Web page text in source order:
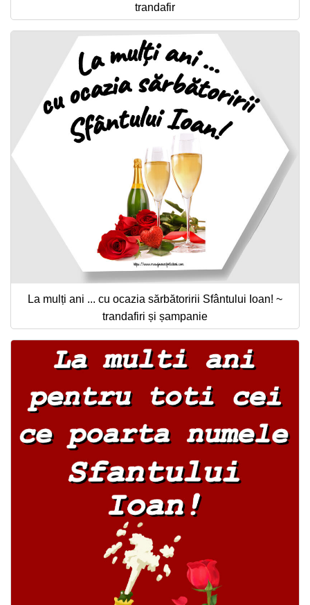
trandafir
La mulți ani ... cu ocazia sărbătoririi Sfântului Ioan! ~
trandafiri și șampanie